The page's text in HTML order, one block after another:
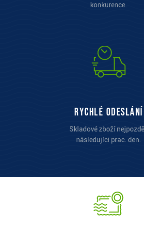
konkurence.
Rychlé odeslání
Skladové zboží
následujíci prac. den.